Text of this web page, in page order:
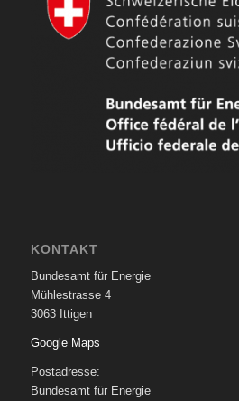
KONTAKT
Bundesamt für Energie
Mühlestrasse 4
3063 Ittigen
Google Maps
Postadresse:
Bundesamt für Energie